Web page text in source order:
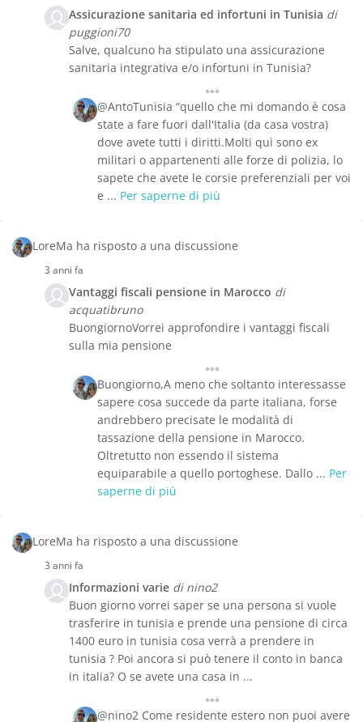
Assicurazione sanitaria ed infortuni in Tunisia di
puggioni70
Salve, qualcuno ha stipulato una assicurazione
sanitaria integrativa e/o infortuni in Tunisia?
@AntoTunisia “quello che mi domando è cosa
state a fare fuori dall'Italia (da casa vostra)
dove avete tutti i diritti.Molti qui sono ex
militari o appartenenti alle forze di polizia, lo
sapete che avete le corsie preferenziali per voi
e ... Per saperne di più
LoreMa ha risposto a una discussione
3 anni fa
Vantaggi fiscali pensione in Marocco di
acquatibruno
BuongiornoVorrei approfondire i vantaggi fiscali
sulla mia pensione
Buongiorno,A meno che soltanto interessasse
sapere cosa succede da parte italiana, forse
andrebbero precisate le modalità di
tassazione della pensione in Marocco.
Oltretutto non essendo il sistema
equiparabile a quello portoghese. Dallo ... Per
saperne di più
LoreMa ha risposto a una discussione
3 anni fa
Informazioni varie di nino2
Buon giorno vorrei saper se una persona si vuole
trasferire in tunisia e prende una pensione di circa
1400 euro in tunisia cosa verrà a prendere in
tunisia ? Poi ancora si può tenere il conto in banca
in italia? O se avete una casa in ...
@nino2 Come residente estero non puoi avere